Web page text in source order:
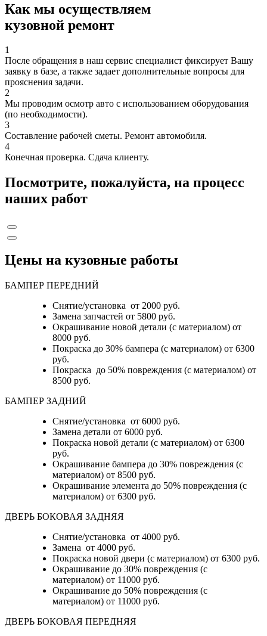
Как мы осуществляем
кузовной ремонт
1
После обращения в наш сервис специалист фиксирует Вашу
заявку в базе, а также задает дополнительные вопросы для
прояснения задачи.
2
Мы проводим осмотр авто с использованием оборудования
(по необходимости).
3
Составление рабочей сметы. Ремонт автомобиля.
4
Конечная проверка. Сдача клиенту.
Посмотрите, пожалуйста, на процесс
наших работ
Цены на кузовные работы
БАМПЕР ПЕРЕДНИЙ
Снятие/установка от 2000 руб.
Замена запчастей от 5800 руб.
Окрашивание новой детали (с материалом) от
8000 руб.
Покраска до 30% бампера (с материалом) от 6300
руб.
Покраска до 50% повреждения (с материалом) от
8500 руб.
БАМПЕР ЗАДНИЙ
Снятие/установка от 6000 руб.
Замена детали от 6000 руб.
Покраска новой детали (с материалом) от 6300
руб.
Окрашивание бампера до 30% повреждения (с
материалом) от 8500 руб.
Окрашивание элемента до 50% повреждения (с
материалом) от 6300 руб.
ДВЕРЬ БОКОВАЯ ЗАДНЯЯ
Снятие/установка от 4000 руб.
Замена от 4000 руб.
Покраска новой двери (с материалом) от 6300 руб.
Окрашивание до 30% повреждения (с
материалом) от 11000 руб.
Окрашивание до 50% повреждения (с
материалом) от 11000 руб.
ДВЕРЬ БОКОВАЯ ПЕРЕДНЯЯ